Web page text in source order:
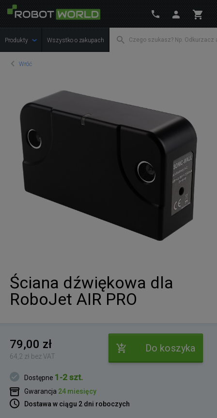
Produkty Wszystko o zakupach
Wróć
Ściana dźwiękowa dla
RoboJet AIR PRO
79,00 zł
64,2 zł bez VAT
Do koszyka
Dostępne 1-2 szt.
Gwarancja 24 miesięcy
Dostawa w ciągu 2 dni roboczych